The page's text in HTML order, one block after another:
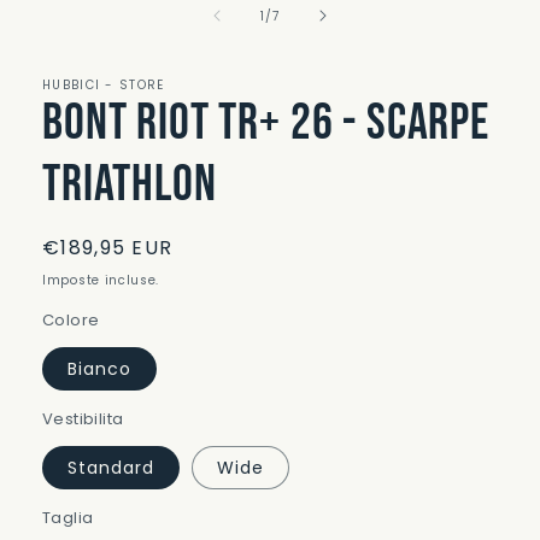
modale
1 /su
7
HUBBICI - STORE
Bont Riot TR+ 26 - Scarpe
Triathlon
Prezzo
di
€189,95 EUR
Imposte incluse.
Colore
Bianco
Vestibilita
Standard Wide
Taglia